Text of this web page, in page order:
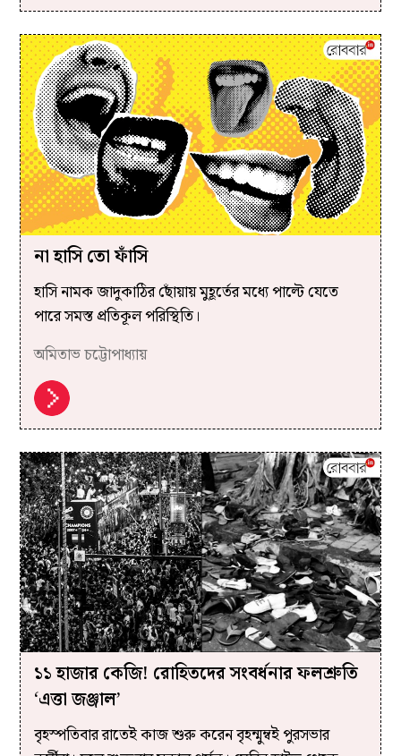
না হাসি তো ফাঁসি
হাসি নামক জাদুকাঠির ছোঁয়ায় মুহূর্তের মধ্যে পাল্টে যেতে
পারে সমস্ত প্রতিকূল পরিস্থিতি।
অমিতাভ চট্টোপাধ্যায়
১১ হাজার কেজি! রোহিতদের সংবর্ধনার ফলশ্রুতি
‘এত্তা জঞ্জাল’
বৃহস্পতিবার রাতেই কাজ শুরু করেন বৃহন্মুম্বই পুরসভার